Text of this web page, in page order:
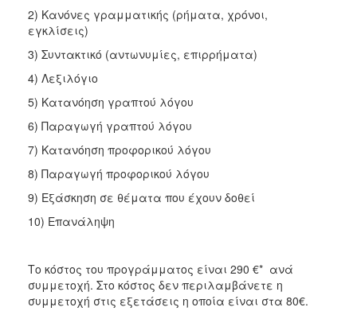
2) Κανόνες γραμματικής (ρήματα, χρόνοι,
εγκλίσεις)
3) Συντακτικό (αντωνυμίες, επιρρήματα)
4) Λεξιλόγιο
5) Κατανόηση γραπτού λόγου
6) Παραγωγή γραπτού λόγου
7) Κατανόηση προφορικού λόγου
8) Παραγωγή προφορικού λόγου
9) Εξάσκηση σε θέματα που έχουν δοθεί
10) Επανάληψη
Το κόστος του προγράμματος είναι 290 €* ανά
συμμετοχή. Στο κόστος δεν περιλαμβάνετε η
συμμετοχή στις εξετάσεις η οποία είναι στα 80€.